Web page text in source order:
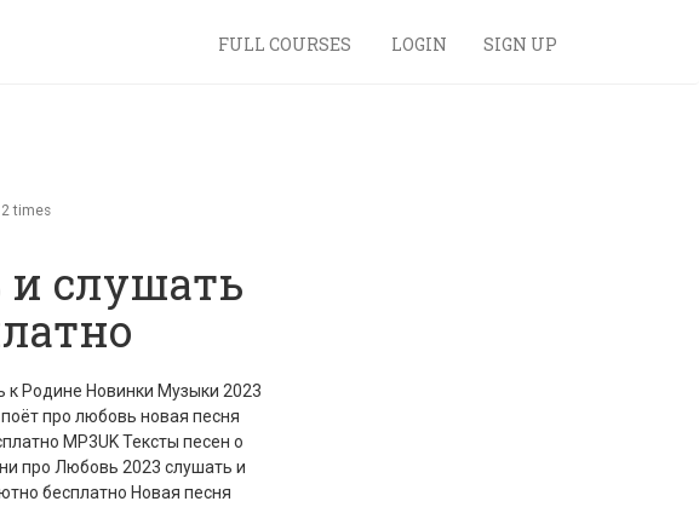
FULL COURSES LOGIN SIGN UP
times
и слушать
Родине Новинки Музыки 2023
про любовь новая песня
MP3UK Тексты песен о
про Любовь 2023 слушать и
бесплатно Новая песня